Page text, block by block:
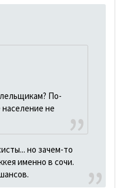
По-
не
но зачем-то
именно в сочи.